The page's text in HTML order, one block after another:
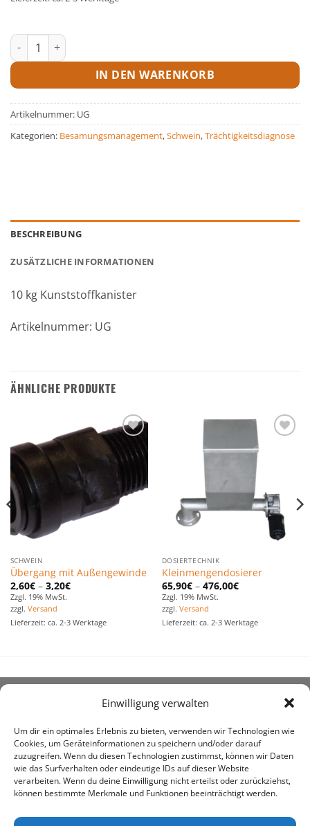
Einwilligung verwalten
Um dir ein optimales Erlebnis zu bieten, verwenden wir Technologien wie
Cookies, um Geräteinformationen zu speichern und/oder darauf
zuzugreifen. Wenn du diesen Technologien zustimmst, können wir Daten
wie das Surfverhalten oder eindeutige IDs auf dieser Website
verarbeiten. Wenn du deine Einwilligung nicht erteilst oder zurückziehst,
können bestimmte Merkmale und Funktionen beeinträchtigt werden.
Ultraschallgel -10 kg Kanister Menge
IN DEN WARENKORB
Artikelnummer: UG
Kategorien: Besamungsmanagement,Schwein,Trächtigkeitsdiagnose
BESCHREIBUNG
ZUSÄTZLICHE INFORMATIONEN
10 kg Kunststoffkanister
Artikelnummer: UG
ÄHNLICHE PRODUKTE
Zu den
Favoriten
hinzufügen
SCHWEIN
Übergang mit Außengewinde
2,60€– 3,20€
Zzgl. 19% MwSt.
zzgl. Versand
Lieferzeit: ca. 2-3 Werktage
Zu den
Favoriten
hinzufügen
DOSIERTECHNIK
Kleinmengendosierer
65,90€– 476,00€
Zzgl. 19% MwSt.
zzgl. Versand
Lieferzeit: ca. 2-3 Werktage